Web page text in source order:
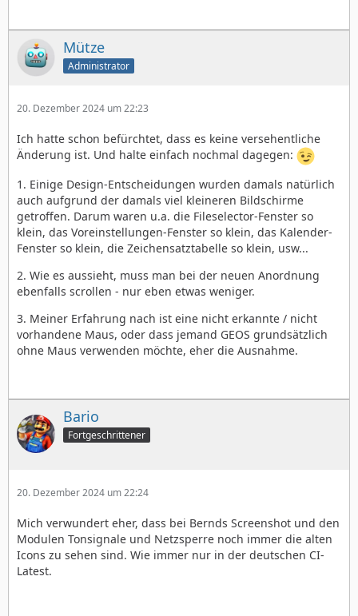
Mütze
Administrator
20. Dezember 2024 um 22:23
Ich hatte schon befürchtet, dass es keine versehentliche
Änderung ist. Und halte einfach nochmal dagegen:
1. Einige Design-Entscheidungen wurden damals natürlich
auch aufgrund der damals viel kleineren Bildschirme
getroffen. Darum waren u.a. die Fileselector-Fenster so
klein, das Voreinstellungen-Fenster so klein, das Kalender-
Fenster so klein, die Zeichensatztabelle so klein, usw...
2. Wie es aussieht, muss man bei der neuen Anordnung
ebenfalls scrollen - nur eben etwas weniger.
3. Meiner Erfahrung nach ist eine nicht erkannte / nicht
vorhandene Maus, oder dass jemand GEOS grundsätzlich
ohne Maus verwenden möchte, eher die Ausnahme.
Bario
Fortgeschrittener
20. Dezember 2024 um 22:24
Mich verwundert eher, dass bei Bernds Screenshot und den
Modulen Tonsignale und Netzsperre noch immer die alten
Icons zu sehen sind. Wie immer nur in der deutschen CI-
Latest.